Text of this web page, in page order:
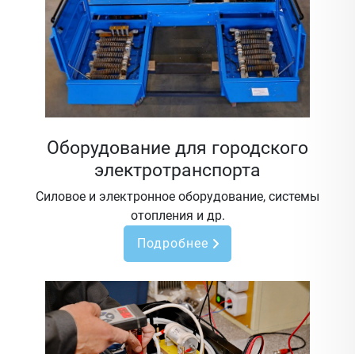
Оборудование для городского
электротранспорта
Силовое и электронное оборудование, системы
отопления и др.
Подробнее